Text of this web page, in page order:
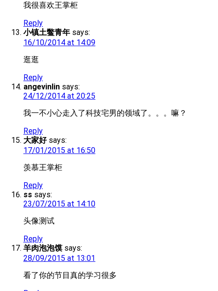
我很喜欢王掌柜
Reply
小镇土鳖青年 says:
16/10/2014 at 14:09
逛逛
Reply
angevinlin says:
24/12/2014 at 20:25
我一不小心走入了科技宅男的领域了。。。嘛？
Reply
大家好 says:
17/01/2015 at 16:50
羡慕王掌柜
Reply
ss says:
23/07/2015 at 14:10
头像测试
Reply
羊肉泡泡馍 says:
28/09/2015 at 13:01
看了你的节目真的学习很多